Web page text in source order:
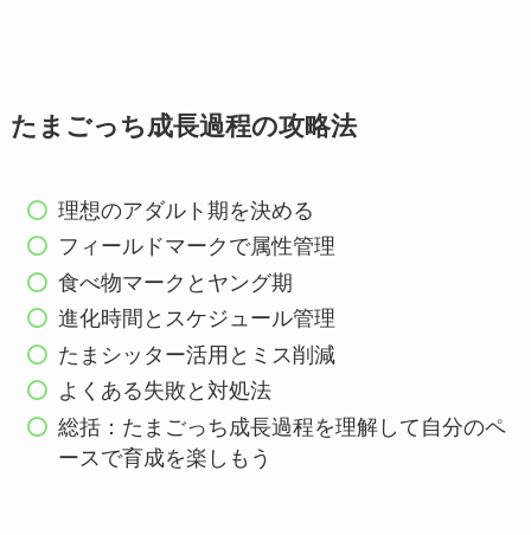
たまごっち成長過程の攻略法
理想のアダルト期を決める
フィールドマークで属性管理
食べ物マークとヤング期
進化時間とスケジュール管理
たまシッター活用とミス削減
よくある失敗と対処法
総括：たまごっち成長過程を理解して自分のペ
ースで育成を楽しもう